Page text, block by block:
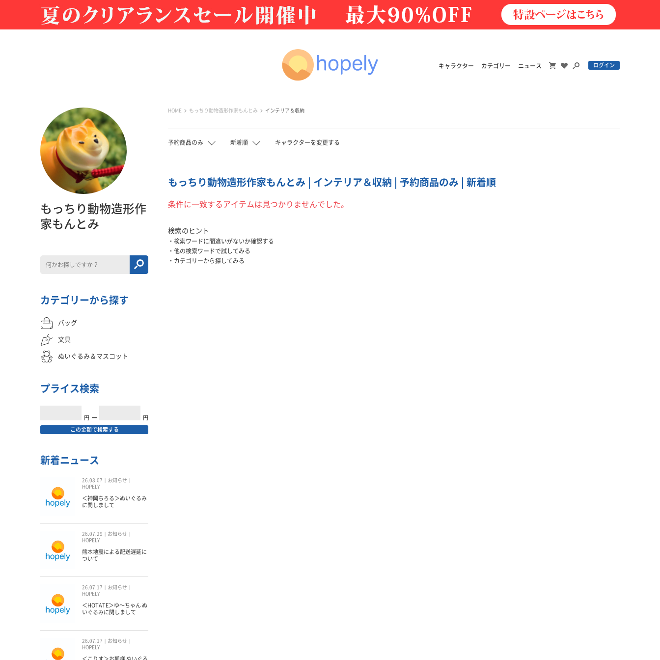
キャラクター カテゴリー ニュース ログイン
HOME もっちり動物造形作家もんとみ インテリア＆収納
予約商品のみ 新着順 キャラクターを変更する
もっちり動物造形作家もんとみ | インテリア＆収納 | 予約商品のみ | 新着順
条件に一致するアイテムは見つかりませんでした。
検索のヒント
検索ワードに間違いがないか確認する
他の検索ワードで試してみる
カテゴリーから探してみる
もっちり動物造形作
家もんとみ
カテゴリーから探す
バッグ
文具
ぬいぐるみ＆マスコット
プライス検索
円 ━ 円
この金額で検索する
新着ニュース
26.08.07
お知らせ
HOPELY
＜神岡ちろる＞ぬいぐるみ
に関しまして
26.07.29
お知らせ
HOPELY
熊本地震による配送遅延に
ついて
26.07.17
お知らせ
HOPELY
＜HOTATE＞ゆ〜ちゃん ぬ
いぐるみに関しまして
26.07.17
お知らせ
HOPELY
＜こりす＞お狐様 ぬいぐる